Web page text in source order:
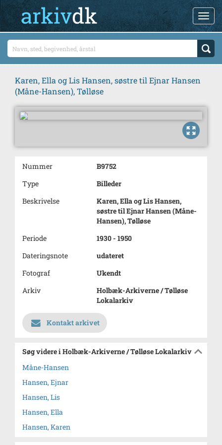
Karen, Ella og Lis Hansen, søstre til Ejnar Hansen
(Måne-Hansen), Tølløse
Nummer
B9752
Type
Billeder
Beskrivelse
Karen, Ella og Lis Hansen,
søstre til Ejnar Hansen (Måne-
Hansen), Tølløse
Periode
1930 - 1950
Dateringsnote
udateret
Fotograf
Ukendt
Arkiv
Holbæk-Arkiverne / Tølløse
Lokalarkiv
Kontakt arkivet
Søg videre i Holbæk-Arkiverne / Tølløse Lokalarkiv
Måne-Hansen
Hansen, Ejnar
Hansen, Lis
Hansen, Ella
Hansen, Karen